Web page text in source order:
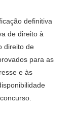
definitiva
de direito à
direito de
para as
e às